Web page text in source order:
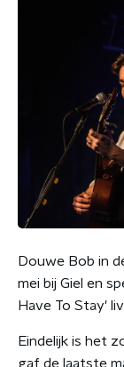
Douwe Bob in
mei bij Giel en
Have To Stay'
Eindelijk is het
gaf de laatste